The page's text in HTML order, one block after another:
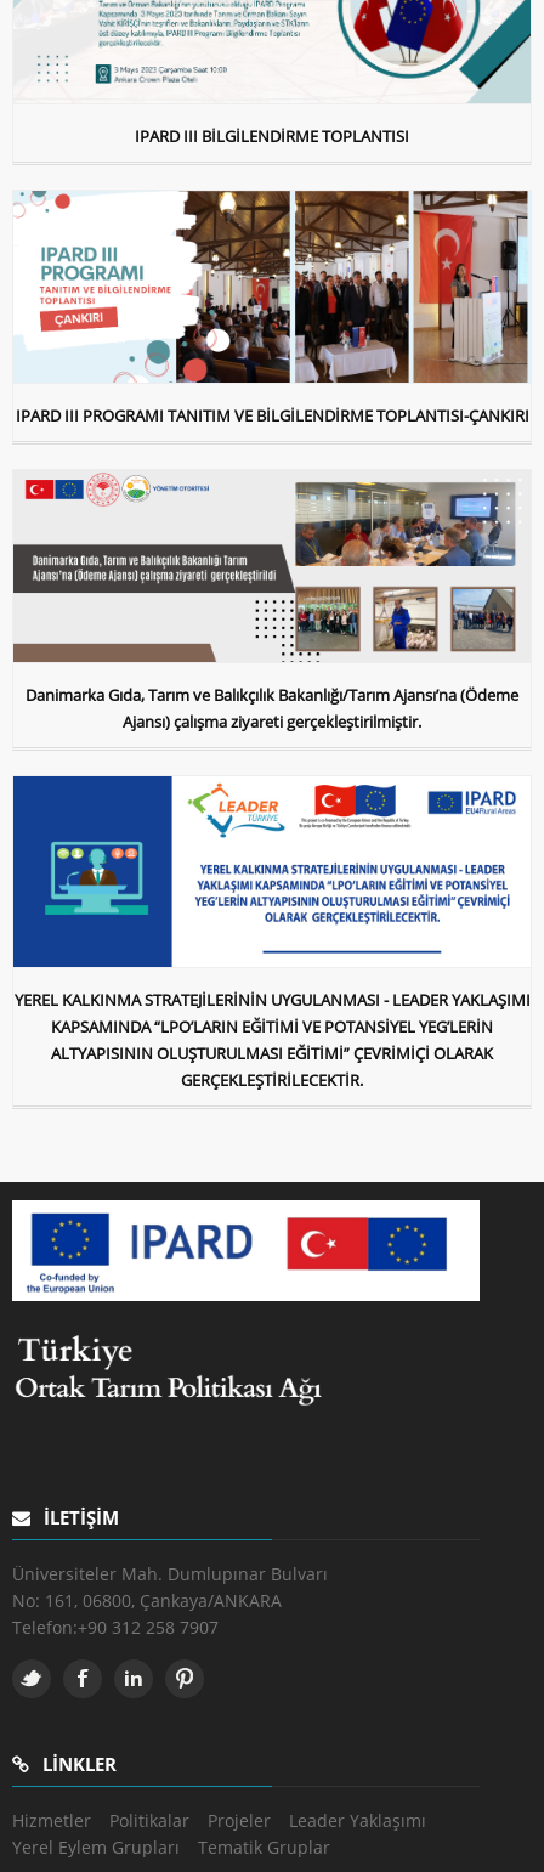
IPARD III BİLGİLENDİRME TOPLANTISI
IPARD III PROGRAMI TANITIM VE BİLGİLENDİRME TOPLANTISI-ÇANKIRI
Danimarka Gıda, Tarım ve Balıkçılık Bakanlığı/Tarım Ajansı’na (Ödeme
Ajansı) çalışma ziyareti gerçekleştirilmiştir.
YEREL KALKINMA STRATEJİLERİNİN UYGULANMASI - LEADER YAKLAŞIMI
KAPSAMINDA “LPO’LARIN EĞİTİMİ VE POTANSİYEL YEG’LERİN
ALTYAPISININ OLUŞTURULMASI EĞİTİMİ” ÇEVRİMİÇİ OLARAK
GERÇEKLEŞTİRİLECEKTİR.
İLETIŞIM
Üniversiteler Mah. Dumlupınar Bulvarı
No: 161, 06800, Çankaya/ANKARA
Telefon:+90 312 258 7907
LINKLER
Hizmetler Politikalar Projeler
Leader Yaklaşımı
Yerel Eylem Grupları
Tematik Gruplar